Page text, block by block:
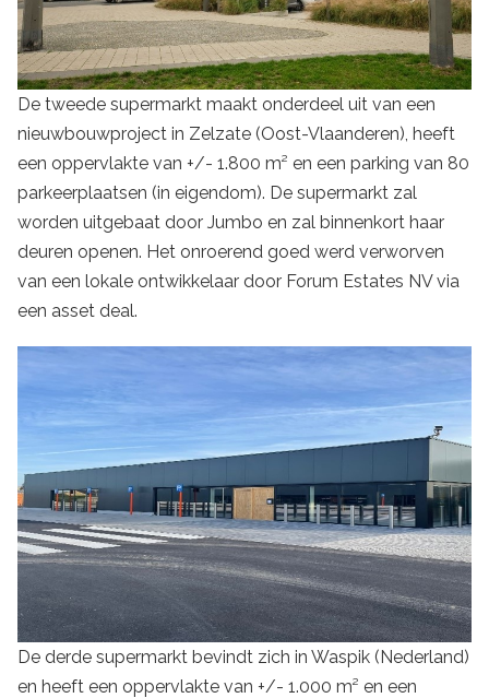
De tweede supermarkt maakt onderdeel uit van een
nieuwbouwproject in Zelzate (Oost-Vlaanderen), heeft
een oppervlakte van +/- 1.800 m² en een parking van 80
parkeerplaatsen (in eigendom). De supermarkt zal
worden uitgebaat door Jumbo en zal binnenkort haar
deuren openen. Het onroerend goed werd verworven
van een lokale ontwikkelaar door Forum Estates NV via
een asset deal.
De derde supermarkt bevindt zich in Waspik (Nederland)
en heeft een oppervlakte van +/- 1.000 m² en een